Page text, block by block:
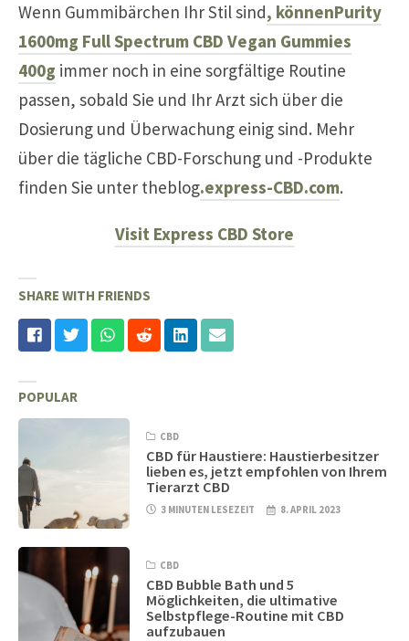
Wenn Gummibärchen Ihr Stil sind, könnenPurity
1600mg Full Spectrum CBD Vegan Gummies
400g immer noch in eine sorgfältige Routine
passen, sobald Sie und Ihr Arzt sich über die
Dosierung und Überwachung einig sind. Mehr
über die tägliche CBD-Forschung und -Produkte
finden Sie unter theblog.express-CBD.com.
Visit Express CBD Store
SHARE WITH FRIENDS
POPULAR
CBD
CBD für Haustiere: Haustierbesitzer
lieben es, jetzt empfohlen von Ihrem
Tierarzt CBD
3 MINUTEN LESEZEIT 8. APRIL 2023
CBD
CBD Bubble Bath und 5
Möglichkeiten, die ultimative
Selbstpflege-Routine mit CBD
aufzubauen